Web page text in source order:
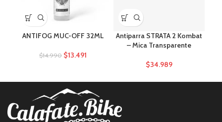
ANTIFOG MUC-OFF 32ML
$14.990 $13.491
Antiparra STRATA 2 Kombat
– Mica Transparente
$34.989